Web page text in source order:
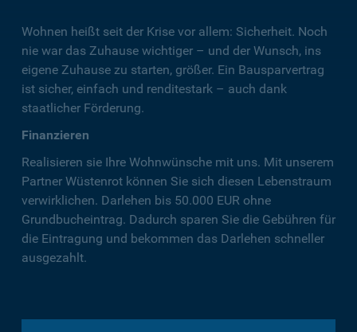
Wohnen heißt seit der Krise vor allem: Sicherheit. Noch
nie war das Zuhause wichtiger – und der Wunsch, ins
eigene Zuhause zu starten, größer. Ein Bausparvertrag
ist sicher, einfach und renditestark – auch dank
staatlicher Förderung.
Finanzieren
Realisieren sie Ihre Wohnwünsche mit uns. Mit unserem
Partner Wüstenrot können Sie sich diesen Lebenstraum
verwirklichen. Darlehen bis 50.000 EUR ohne
Grundbucheintrag. Dadurch sparen Sie die Gebühren für
die Eintragung und bekommen das Darlehen schneller
ausgezahlt.